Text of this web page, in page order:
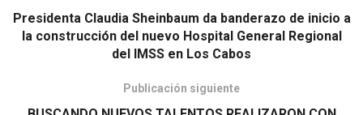
Presidenta Claudia Sheinbaum da banderazo de inicio a
la construcción del nuevo Hospital General Regional
del IMSS en Los Cabos
Publicación siguiente